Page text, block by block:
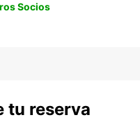
Socios
tu reserva